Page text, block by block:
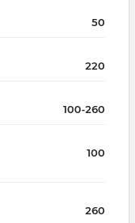
50
220
100-260
100
260